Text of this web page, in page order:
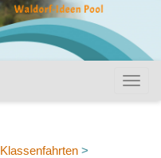
Klassenfahrten >